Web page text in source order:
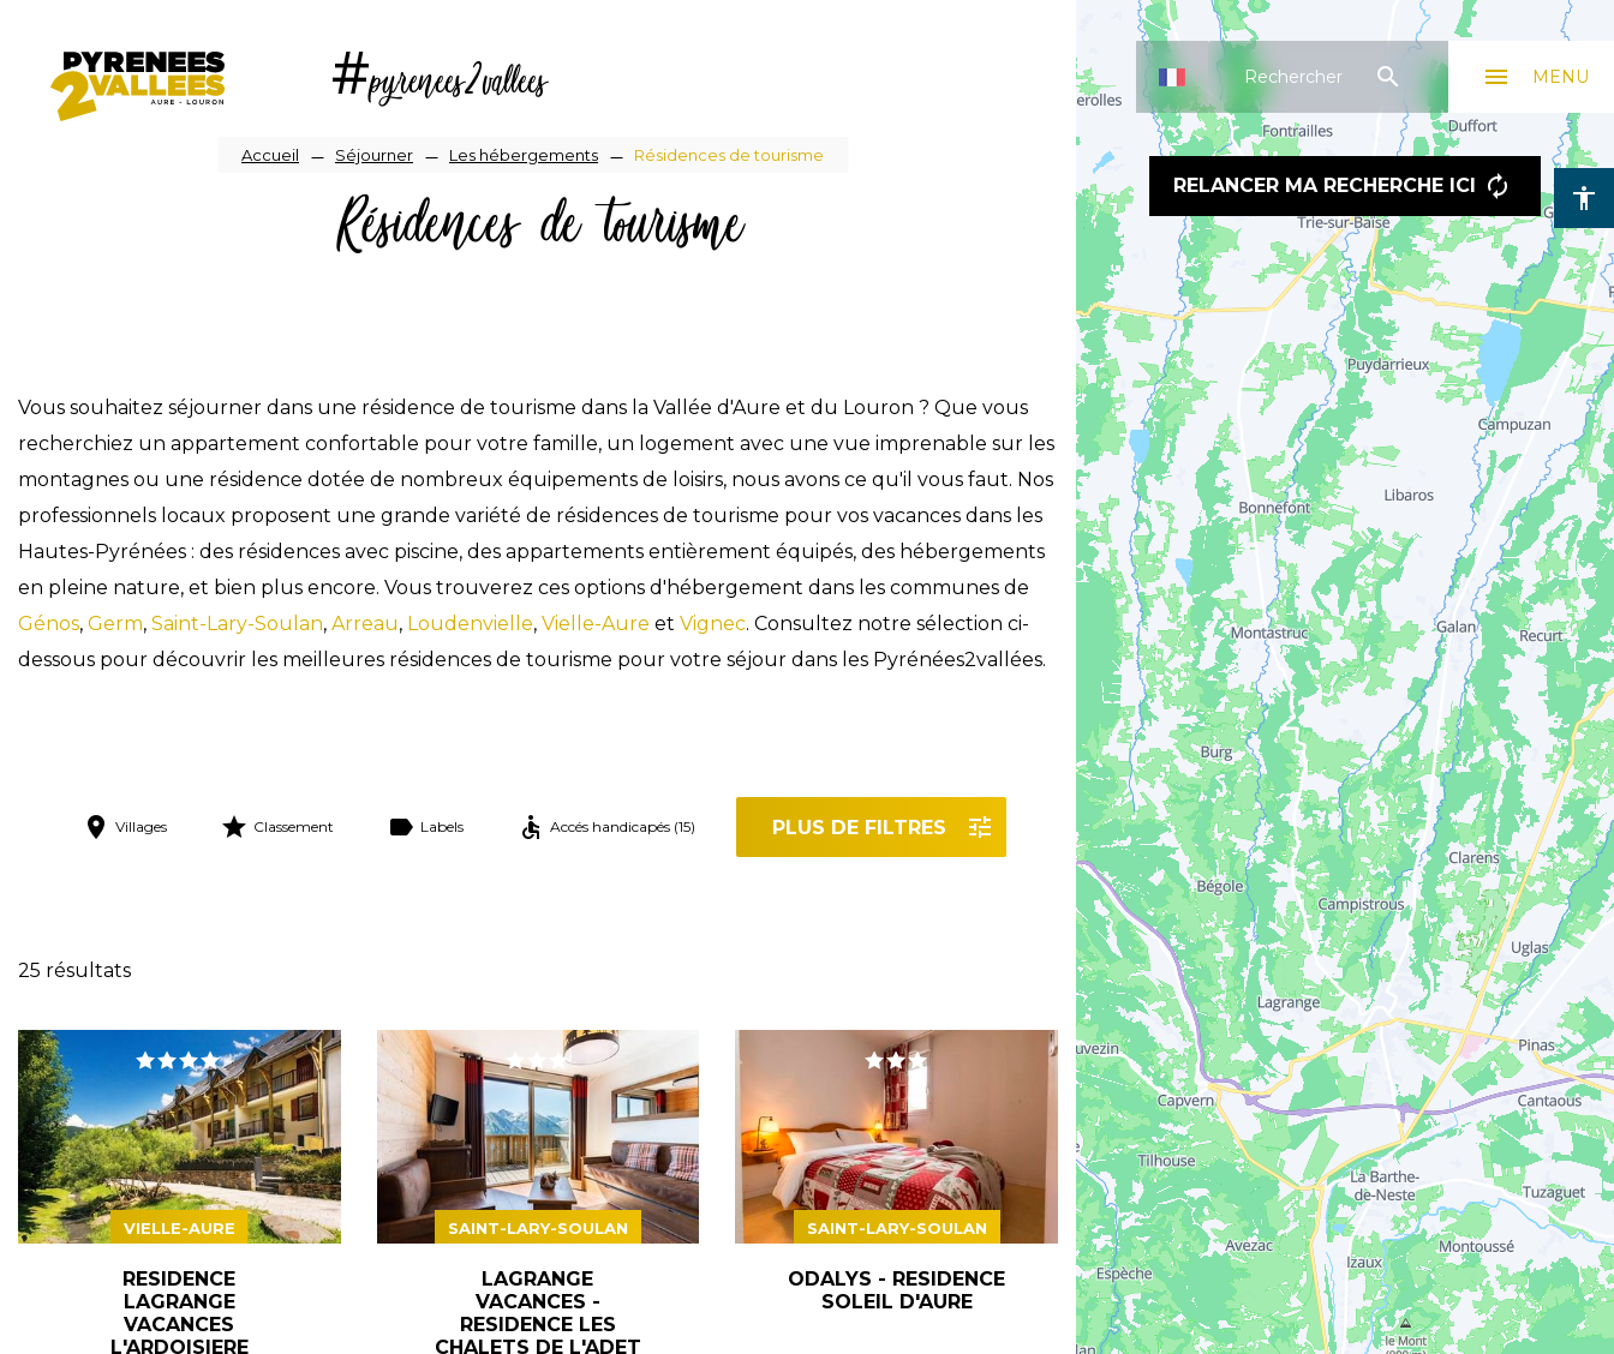
contenu
principal
accessibility
#pyrenees2vallees Rechercher search MENU
menu
Fil
d'Ariane
Accueil Séjourner Les hébergements Résidences de tourisme
Résidences de tourisme
Vous souhaitez séjourner dans une résidence de tourisme dans la Vallée d'Aure et du Louron ? Que vous
recherchiez un appartement confortable pour votre famille, un logement avec une vue imprenable sur les
montagnes ou une résidence dotée de nombreux équipements de loisirs, nous avons ce qu'il vous faut. Nos
professionnels locaux proposent une grande variété de résidences de tourisme pour vos vacances dans les
Hautes-Pyrénées : des résidences avec piscine, des appartements entièrement équipés, des hébergements
en pleine nature, et bien plus encore. Vous trouverez ces options d'hébergement dans les communes de
Génos, Germ, Saint-Lary-Soulan, Arreau, Loudenvielle, Vielle-Aure et Vignec. Consultez notre sélection ci-
dessous pour découvrir les meilleures résidences de tourisme pour votre séjour dans les Pyrénées2vallées.
Villages Classement Labels Accés handicapés (15) PLUS DE FILTRES
25 résultats
VIELLE-AURE
RESIDENCE
LAGRANGE
VACANCES
L'ARDOISIERE
SAINT-LARY-SOULAN
LAGRANGE
VACANCES -
RESIDENCE LES
CHALETS DE L'ADET
SAINT-LARY-SOULAN
ODALYS - RESIDENCE
SOLEIL D'AURE
RELANCER MA RECHERCHE ICI